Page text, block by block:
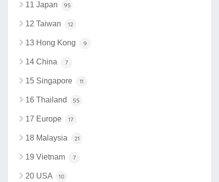
11 Japan 95
12 Taiwan 12
13 Hong Kong 9
14 China 7
15 Singapore 11
16 Thailand 55
17 Europe 17
18 Malaysia 21
19 Vietnam 7
20 USA 10